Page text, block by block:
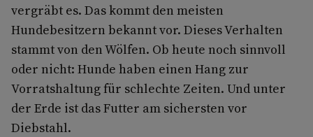
vergräbt es. Das kommt den meisten
Hundebesitzern bekannt vor. Dieses Verhalten
stammt von den Wölfen. Ob heute noch sinnvoll
oder nicht: Hunde haben einen Hang zur
Vorratshaltung für schlechte Zeiten. Und unter
der Erde ist das Futter am sichersten vor
Diebstahl.